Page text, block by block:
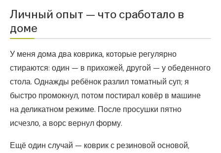
Личный опыт — что сработало в
доме
У меня дома два коврика, которые регулярно
стираются: один — в прихожей, другой — у обеденного
стола. Однажды ребёнок разлил томатный суп; я
быстро промокнул, потом постирал ковёр в машине
на деликатном режиме. После просушки пятно
исчезло, а ворс вернул форму.
Ещё один случай — коврик с резиновой основой,